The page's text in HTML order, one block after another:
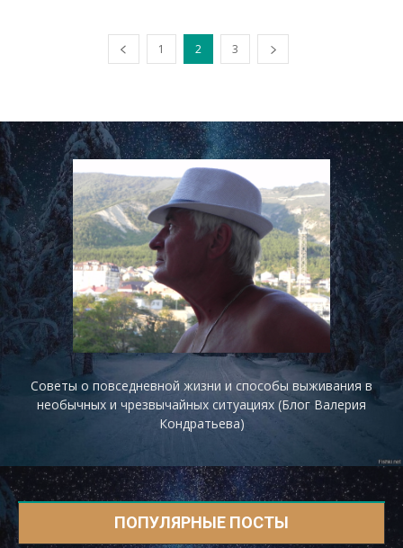
1 2 3
Советы о повседневной жизни и способы выживания в
необычных и чрезвычайных ситуациях (Блог Валерия
Кондратьева)
ПОПУЛЯРНЫЕ ПОСТЫ